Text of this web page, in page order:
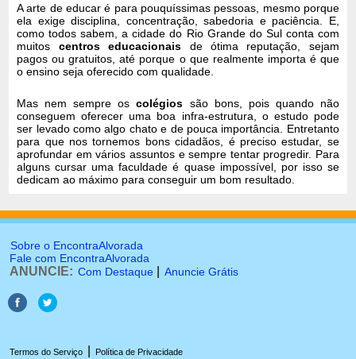
A arte de educar é para pouquíssimas pessoas, mesmo porque
ela exige disciplina, concentração, sabedoria e paciência. E,
como todos sabem, a cidade do Rio Grande do Sul conta com
muitos centros educacionais de ótima reputação, sejam
pagos ou gratuitos, até porque o que realmente importa é que
o ensino seja oferecido com qualidade.
Mas nem sempre oscolégios são bons, pois quando não
conseguem oferecer uma boa infra-estrutura, o estudo pode
ser levado como algo chato e de pouca importância. Entretanto
para que nos tornemos bons cidadãos, é preciso estudar, se
aprofundar em vários assuntos e sempre tentar progredir. Para
alguns cursar uma faculdade é quase impossível, por isso se
dedicam ao máximo para conseguir um bom resultado.
Sobre o EncontraAlvorada
Fale com EncontraAlvorada
ANUNCIE: Com Destaque Anuncie Grátis
Termos do Serviço Política de Privacidade